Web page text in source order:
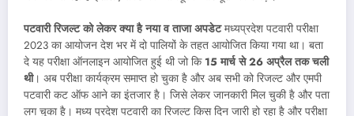
पटवारी रिजल्ट को लेकर क्या है नया व ताजा अपडेटमध्यप्रदेश पटवारी परीक्षा
2023 का आयोजन देश भर में दो पालियों के तहत आयोजित किया गया था। बता
दे यह परीक्षा ऑनलाइन आयोजित हुई थी जो कि15 मार्च से 26 अप्रैल तक चली
थी। अब परीक्षा कार्यक्रम समाप्त हो चुका है और अब सभी को रिजल्ट और एमपी
पटवारी कट ऑफ आने का इंतजार है। जिसे लेकर जानकारी मिल चुकी है और पता
लग चुका है। मध्य प्रदेश पटवारी का रिजल्ट किस दिन जारी हो रहा है और परीक्षा